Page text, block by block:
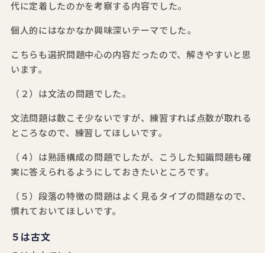
代に定着したのかを考察する内容でした。
個人的にはなかなか興味深いテーマでした。
こちらも選択問題中心の内容だったので、解きやすいと思
います。
（２）は文法の問題でした。
文法問題は数こそ少ないですが、練習すれば点数が取れる
ところなので、練習してほしいです。
（４）は熟語構成の問題でしたが、こうした知識問題も確
実に答えられるようにしておきたいところです。
（５）段落の特徴の問題はよく見るタイプの問題なので、
慣れておいてほしいです。
５は古文